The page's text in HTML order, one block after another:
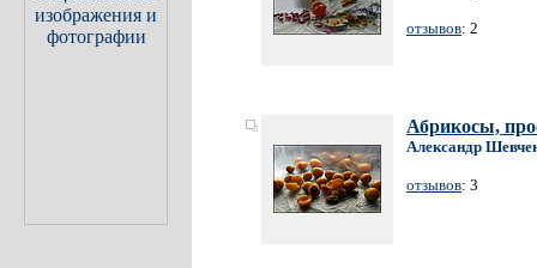
отзывов: 2
Абрикосы,
Александр
отзывов: 3